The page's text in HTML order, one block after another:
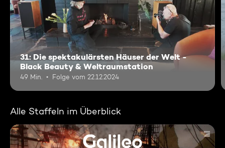
31: Die spektakulärsten Häuser der Welt -
Black Beauty & Weltraumstation
49 Min. Folge vom 22.12.2024
Alle Staffeln im Überblick